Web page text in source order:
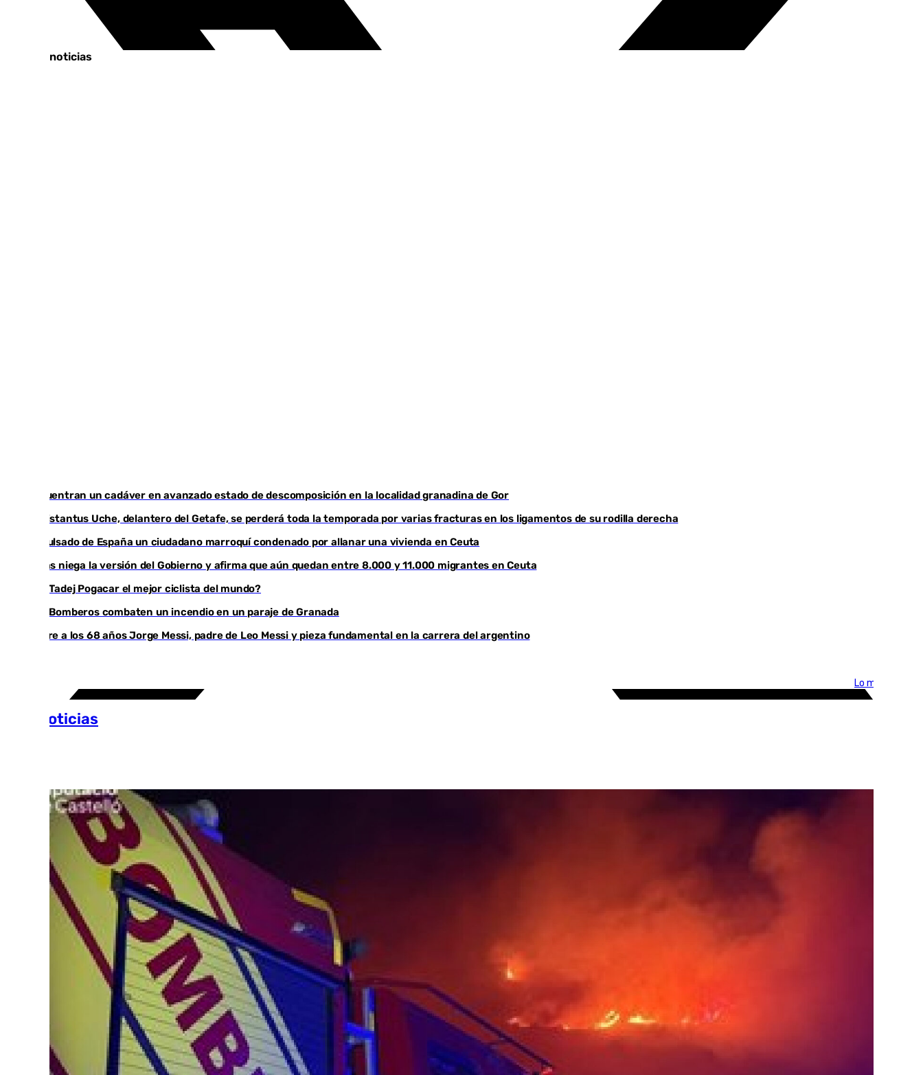
Últimas noticias
Encuentran un cadáver en avanzado estado de descomposición en la localidad granadina de Gor
Christantus Uche, delantero del Getafe, se perderá toda la temporada por varias fracturas en los ligamentos de su rodilla derecha
Expulsado de España un ciudadano marroquí condenado por allanar una vivienda en Ceuta
Vivas niega la versión del Gobierno y afirma que aún quedan entre 8.000 y 11.000 migrantes en Ceuta
¿Es Tadej Pogacar el mejor ciclista del mundo?
Los Bomberos combaten un incendio en un paraje de Granada
Muere a los 68 años Jorge Messi, padre de Leo Messi y pieza fundamental en la carrera del argentino
Lo más visto >
Más noticias